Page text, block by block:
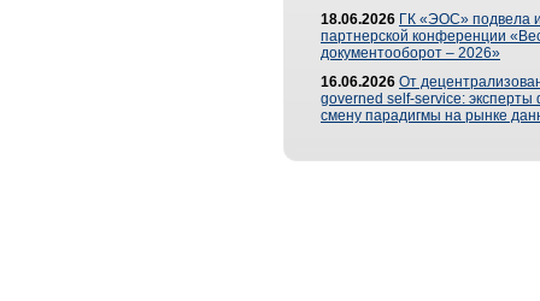
18.06.2026 ГК «ЭОС» подвела
партнерской конференции
документооборот – 2026»
16.06.2026 От
governed self-service: эксперты
смену парадигмы на рынке